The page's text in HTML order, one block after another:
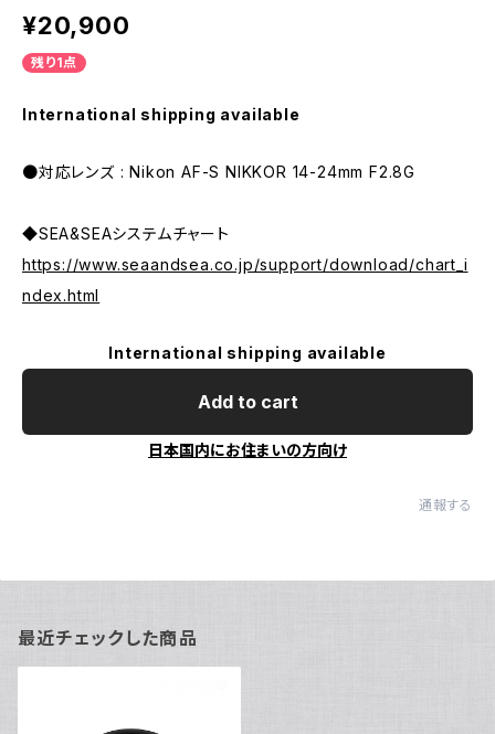
¥20,900
残り1点
International shipping available
●対応レンズ : Nikon AF-S NIKKOR 14-24mm F2.8G
◆SEA&SEAシステムチャート
https://www.seaandsea.co.jp/support/download/chart_i
ndex.html
International shipping available
Add to cart
日本国内にお住まいの方向け
通報する
最近チェックした商品